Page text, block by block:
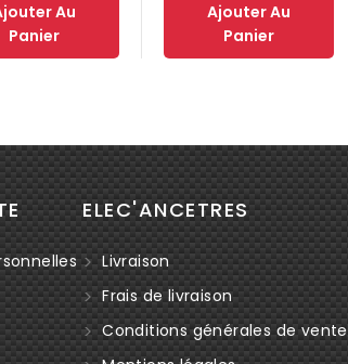
Au
Panier
Ajouter Au
Panier
ELEC'ANCETRES
Livraison
Frais de livraison
Conditions générales de vente